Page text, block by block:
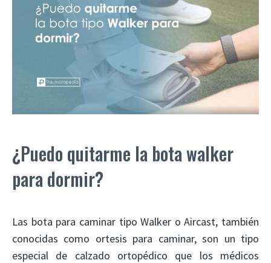
¿Puedo quitarme la bota walker
para dormir?
Las bota para caminar tipo Walker o Aircast, también
conocidas como ortesis para caminar, son un tipo
especial de calzado ortopédico que los médicos